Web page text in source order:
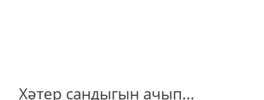
Хәтер сандыгын ачып...